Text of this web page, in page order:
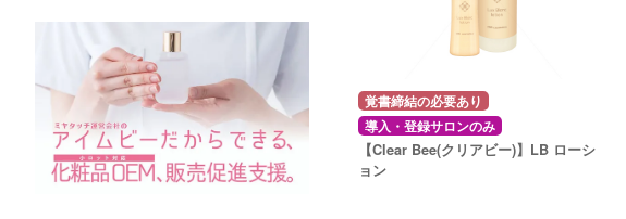
覚書締結の必要あり
導入・登録サロンのみ
【Clear Bee(クリアビー)】LB ローシ
ョン